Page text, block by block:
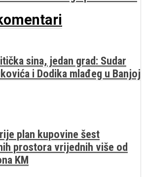
sina, jedan grad: Sudar
i Dodika mlađeg u Banjoj
plan kupovine šest
prostora vrijednih više od
KM